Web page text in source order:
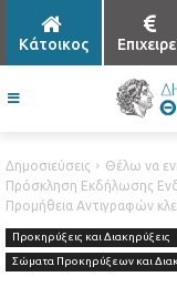
Κάτοικος
Δημοσιεύσεις Θέλω να
Πρόσκληση Εκδήλωσης
Προμήθεια Αντιγραφών
Προκηρύξεις και Διακηρύξεις
Σώματα Προκηρύξεων και